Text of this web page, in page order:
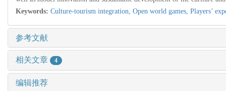
Keywords: Culture-tourism integration, Open world games, Players’
参考文献
相关文章 4
编辑推荐